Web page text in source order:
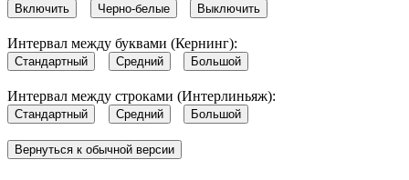
Включить Черно-белые Выключить
Интервал между буквами (Кернинг):
Стандартный Средний Большой
Интервал между строками (Интерлиньяж):
Стандартный Средний Большой
Вернуться к обычной версии